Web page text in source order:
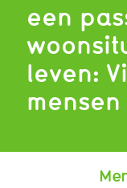
een
leven: